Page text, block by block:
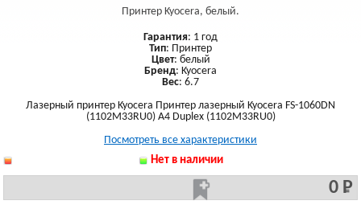
Принтер Kyocera, белый.
Гарантия: 1 год
Тип: Принтер
Цвет: белый
Бренд: Kyocera
Вес: 6.7
Лазерный принтер Kyocera Принтер лазерный Kyocera FS-1060DN
(1102M33RU0) A4 Duplex (1102M33RU0)
Посмотреть все характеристики
Нет в наличии
0 Р